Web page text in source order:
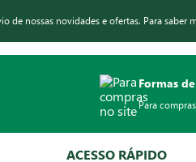
nossas novidades e ofertas. Para saber
Formas
Para
ACESSO RÁPIDO